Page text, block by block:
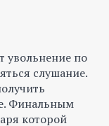
увольнение по
слушание.
Финальным
которой